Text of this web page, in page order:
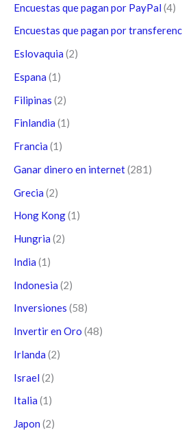
Encuestas que pagan por PayPal (4)
Encuestas que pagan por
Eslovaquia (2)
Espana (1)
Filipinas (2)
Finlandia (1)
Francia (1)
Ganar dinero en internet(281)
Grecia (2)
Hong Kong(1)
Hungria (2)
India (1)
Indonesia (2)
Inversiones (58)
Invertir en Oro (48)
Irlanda (2)
Israel (2)
Italia (1)
Japon (2)